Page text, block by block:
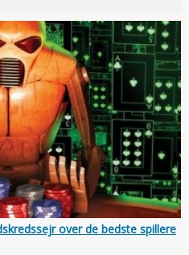
over de bedste spillere